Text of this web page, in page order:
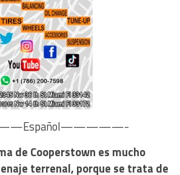
de Cooperstown es mucho
terrenal, porque se trata de